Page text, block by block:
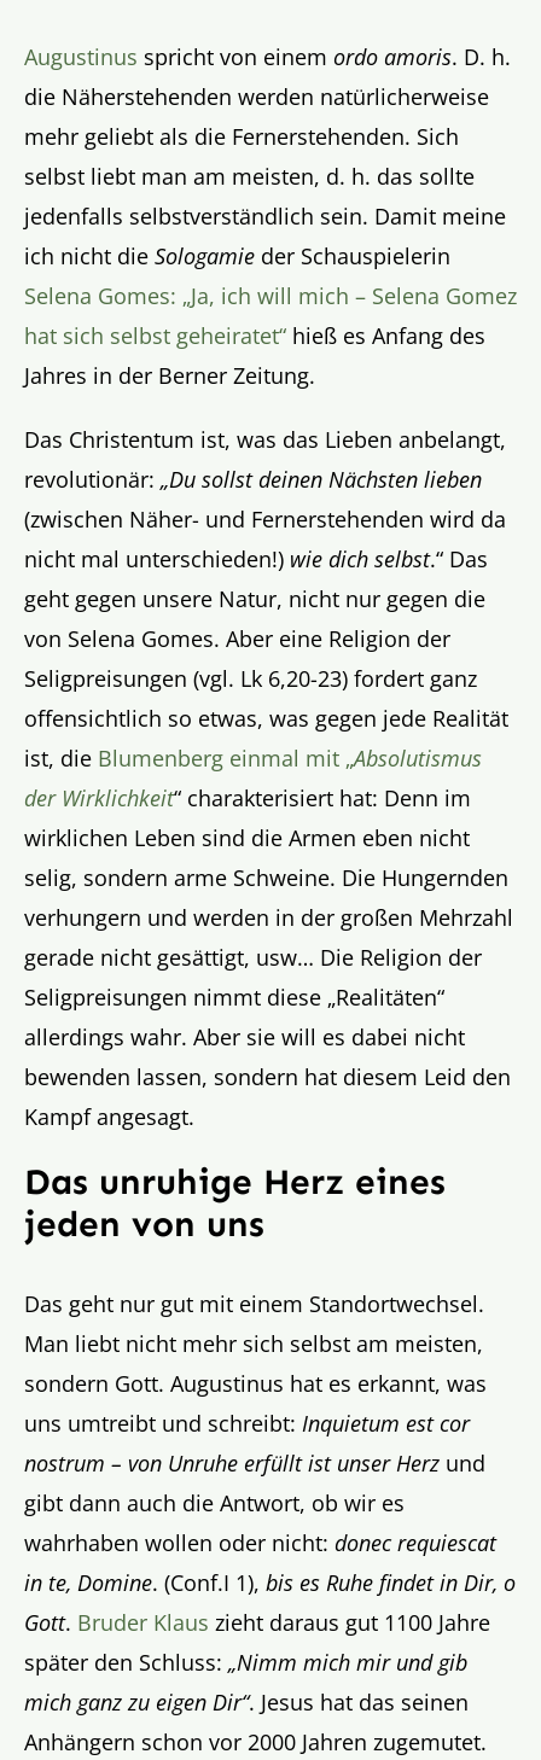
Augustinus spricht von einem ordo amoris. D. h.
die Näherstehenden werden natürlicherweise
mehr geliebt als die Fernerstehenden. Sich
selbst liebt man am meisten, d. h. das sollte
jedenfalls selbstverständlich sein. Damit meine
ich nicht die Sologamie der Schauspielerin
Selena Gomes: „Ja, ich will mich – Selena Gomez
hat sich selbst geheiratet“ hieß es Anfang des
Jahres in der Berner Zeitung.
Das Christentum ist, was das Lieben anbelangt,
revolutionär: „Du sollst deinen Nächsten lieben
(zwischen Näher- und Fernerstehenden wird da
nicht mal unterschieden!) wie dich selbst.“ Das
geht gegen unsere Natur, nicht nur gegen die
von Selena Gomes. Aber eine Religion der
Seligpreisungen (vgl. Lk 6,20-23) fordert ganz
offensichtlich so etwas, was gegen jede Realität
ist, die Blumenberg einmal mit „Absolutismus
der Wirklichkeit“ charakterisiert hat: Denn im
wirklichen Leben sind die Armen eben nicht
selig, sondern arme Schweine. Die Hungernden
verhungern und werden in der großen Mehrzahl
gerade nicht gesättigt, usw… Die Religion der
Seligpreisungen nimmt diese „Realitäten“
allerdings wahr. Aber sie will es dabei nicht
bewenden lassen, sondern hat diesem Leid den
Kampf angesagt.
Das unruhige Herz eines
jeden von uns
Das geht nur gut mit einem Standortwechsel.
Man liebt nicht mehr sich selbst am meisten,
sondern Gott. Augustinus hat es erkannt, was
uns umtreibt und schreibt: Inquietum est cor
nostrum – von Unruhe erfüllt ist unser Herz und
gibt dann auch die Antwort, ob wir es
wahrhaben wollen oder nicht: donec requiescat
in te, Domine. (Conf.I 1), bis es Ruhe findet in Dir, o
Gott. Bruder Klaus zieht daraus gut 1100 Jahre
später den Schluss: „Nimm mich mir und gib
mich ganz zu eigen Dir“. Jesus hat das seinen
Anhängern schon vor 2000 Jahren zugemutet.